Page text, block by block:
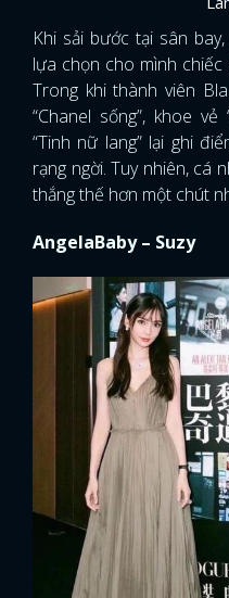
Khi sải bước tại sân
lựa chọn cho mình
Trong khi thành viên
“Chanel sống”, khoe
“Tinh nữ lang” lại ghi
rạng ngời. Tuy nhiên, cá
thắng thế hơn một chút
AngelaBaby – Suzy